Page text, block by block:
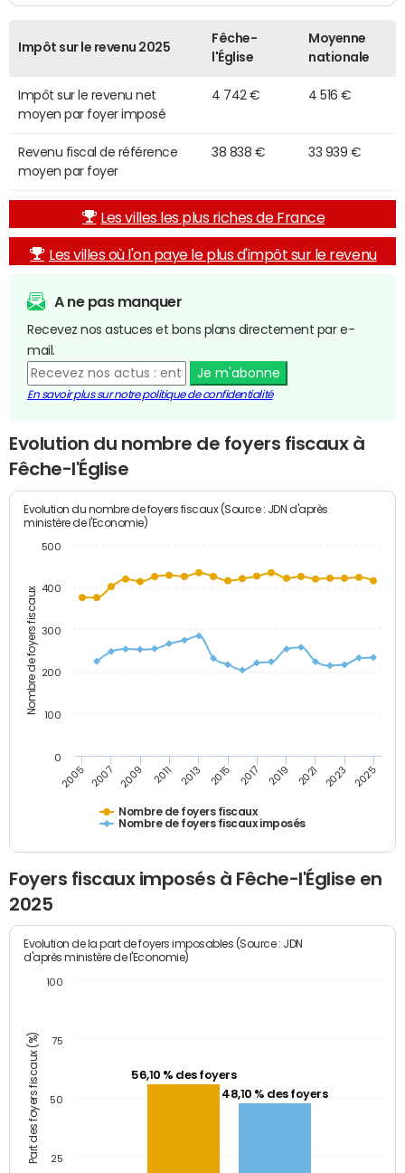
Impôt sur le revenu 2025
Fêche-
l'Église
Moyenne
nationale
Impôt sur le revenu net
moyen par foyer imposé
4 742 € 4 516 €
Revenu fiscal de référence
moyen par foyer
38 838 € 33 939 €
Les villes les plus riches de France
Les villes où l'on paye le plus d'impôt sur le revenu
A ne pas manquer
Recevez nos astuces et bons plans directement par e-
mail.
Je m'abonne
En savoir plus sur notre politique de confidentialité
Evolution du nombre de foyers fiscaux à
Fêche-l'Église
Nombre de foyers fiscaux
Evolution du nombre de foyers fiscaux (Source : JDN d'après
ministère de l'Economie)
Nombre de foyers fiscaux
Nombre de foyers fiscaux imposés
2005 2007 2009 2011 2013 2015 2017 2019 2021 2023 2025
0
100
200
300
400
500
Foyers fiscaux imposés à Fêche-l'Église en
2025
Part des foyers fiscaux (%)
Evolution de la part de foyers imposables (Source : JDN
d'après ministère de l'Economie)
56,10 % des foyers
48,10 % des foyers
25
50
75
100